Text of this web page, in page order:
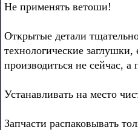
Не применять ветоши!
Открытые детали
технологические заглушки,
производиться не сейчас, а
Устанавливать на место
Запчасти распаковывать